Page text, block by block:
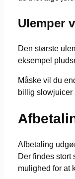
Ulemper
Den største
eksempel
Måske vil du
billig slowjuicer
Afbetaling
Der findes stort
mulighed for at